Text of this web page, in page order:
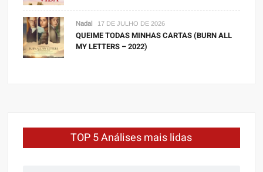
Nadal 17 DE JULHO DE 2026
QUEIME TODAS MINHAS CARTAS (BURN ALL
MY LETTERS – 2022)
TOP 5 Análises mais lidas